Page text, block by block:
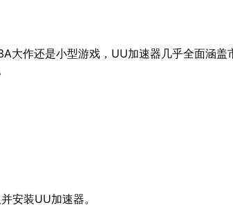
大作还是小型游戏，UU加速器几乎全面涵盖
安装UU加速器。